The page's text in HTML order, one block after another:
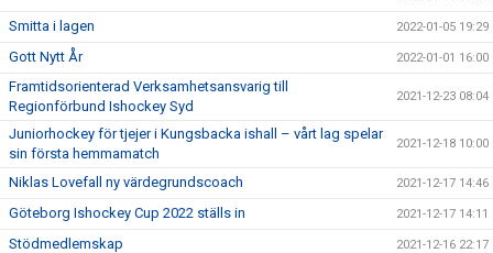
Smitta i lagen 2022-01-05 19:29
Gott Nytt År 2022-01-01 16:00
Framtidsorienterad Verksamhetsansvarig till
Regionförbund Ishockey Syd
2021-12-23 08:04
Juniorhockey för tjejer i Kungsbacka ishall – vårt lag spelar
sin första hemmamatch
2021-12-18 10:00
Niklas Lovefall ny värdegrundscoach 2021-12-17 14:46
Göteborg Ishockey Cup 2022 ställs in 2021-12-17 14:11
Stödmedlemskap 2021-12-16 22:17